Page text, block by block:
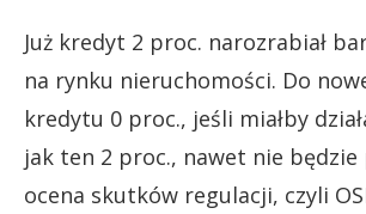
Już kredyt 2 proc. narozrabiał
na rynku nieruchomości. Do
kredytu 0 proc., jeśli miałby
jak ten 2 proc., nawet nie
ocena skutków regulacji, czyli